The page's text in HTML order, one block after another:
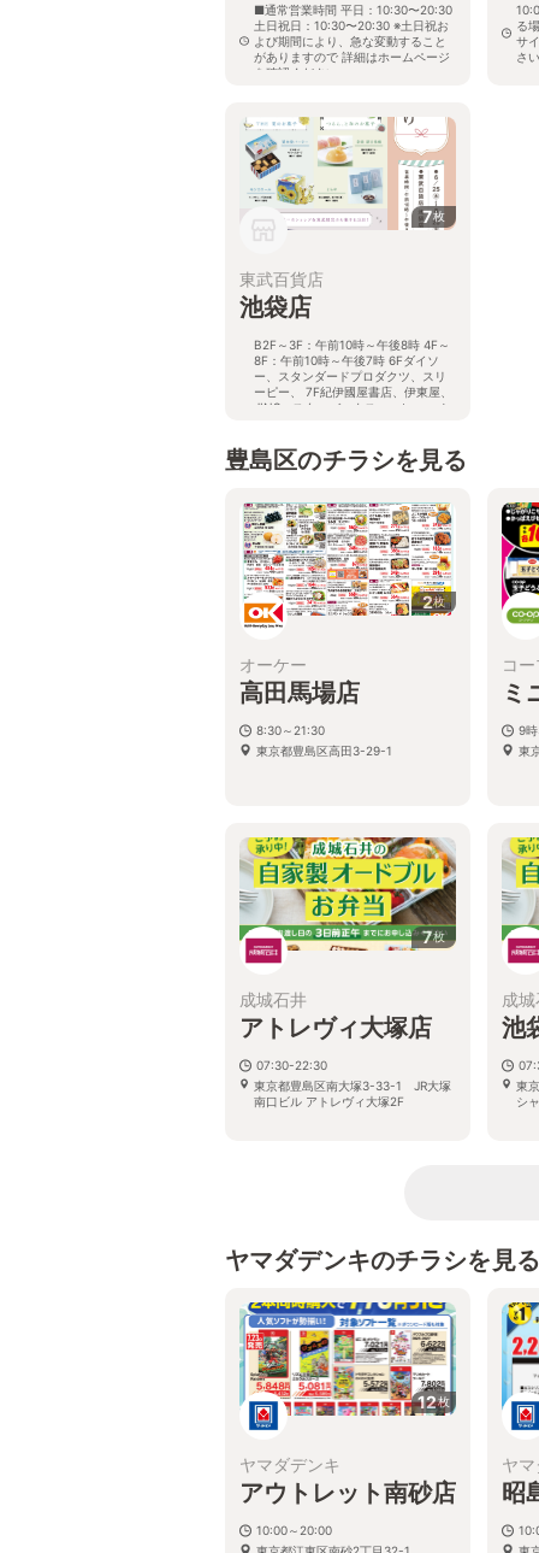
■通常営業時間 平日：10:30〜20:30
土日祝日：10:30〜20:30 ※土日祝お
よび期間により、急な変動すること
がありますので 詳細はホームページ
を確認ください
る
サ
さ
7枚
東武百貨店
池袋店
B2F～3F：午前10時～午後8時 4F～
8F：午前10時～午後7時 6Fダイソ
ー、スタンダードプロダクツ、スリ
ーピー、 7F紀伊國屋書店、伊東屋、
JINS、スターバックスコーヒー、オ
11F～15F（レストラン街スパイ
ス）：午前11時～午後10時 ※一部店
ざいます。 ※営業時間につきまして
はホームページなどをご確認くださ
い。
東京都豊島区西池袋1-1-25
豊島区のチラシを見る
2枚
オーケー
高田馬場店
8:30～21:30
東京都豊島区高田3-29-1
コ
ミ
9
東
7枚
成城石井
アトレヴィ大塚店
07:30-22:30
東京都豊島区南大塚3-33-1 JR大塚
南口ビル アトレヴィ大塚2F
成
池
東
シ
ヤマダデンキのチラシを見る
12枚
ヤマダデンキ
アウトレット南砂店
10:00～20:00
東京都江東区南砂2丁目32-1
ヤ
昭
東